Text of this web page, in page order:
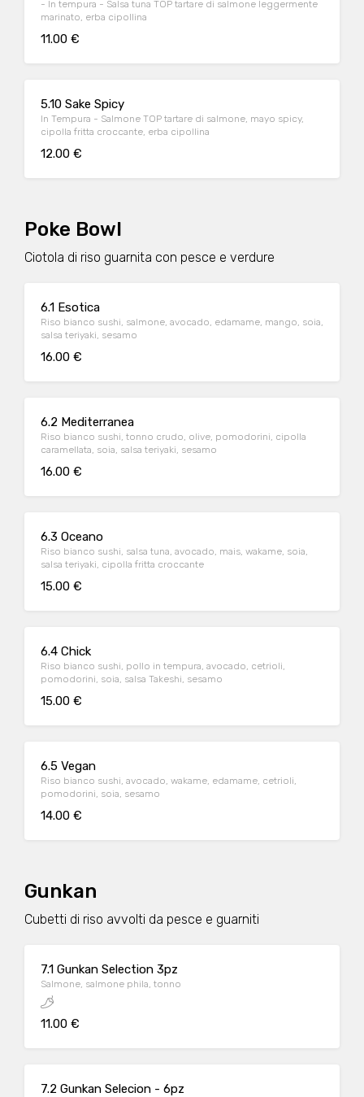
- In tempura - Salsa tuna TOP tartare di salmone leggermente
marinato, erba cipollina
11.00 €
5.10 Sake Spicy
In Tempura - Salmone TOP tartare di salmone, mayo spicy,
cipolla fritta croccante, erba cipollina
12.00 €
Poke Bowl
Ciotola di riso guarnita con pesce e verdure
6.1 Esotica
Riso bianco sushi, salmone, avocado, edamame, mango, soia,
salsa teriyaki, sesamo
16.00 €
6.2 Mediterranea
Riso bianco sushi, tonno crudo, olive, pomodorini, cipolla
caramellata, soia, salsa teriyaki, sesamo
16.00 €
6.3 Oceano
Riso bianco sushi, salsa tuna, avocado, mais, wakame, soia,
salsa teriyaki, cipolla fritta croccante
15.00 €
6.4 Chick
Riso bianco sushi, pollo in tempura, avocado, cetrioli,
pomodorini, soia, salsa Takeshi, sesamo
15.00 €
6.5 Vegan
Riso bianco sushi, avocado, wakame, edamame, cetrioli,
pomodorini, soia, sesamo
14.00 €
Gunkan
Cubetti di riso avvolti da pesce e guarniti
7.1 Gunkan Selection 3pz
Salmone, salmone phila, tonno
11.00 €
7.2 Gunkan Selecion - 6pz